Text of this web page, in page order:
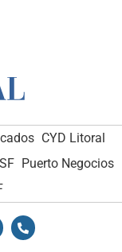
CYD Litoral
Puerto Negocios